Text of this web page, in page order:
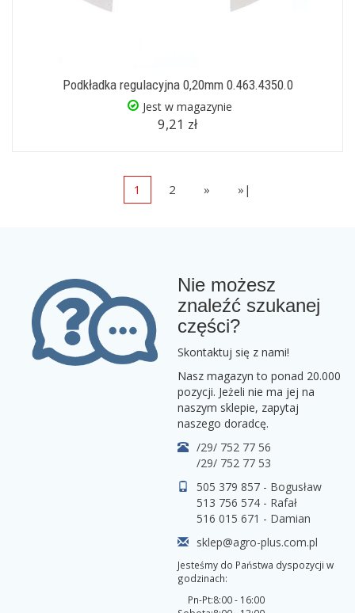
Podkładka regulacyjna 0,20mm 0.463.4350.0
Jest w magazynie
9,21 zł
1 2 » »|
Nie możesz
znaleźć szukanej
części?
Skontaktuj się z nami!
Nasz magazyn to ponad 20.000
pozycji. Jeżeli nie ma jej na
naszym sklepie, zapytaj
naszego doradcę.
/29/ 752 77 56
/29/ 752 77 53
505 379 857 - Bogusław
513 756 574 - Rafał
516 015 671 - Damian
sklep@agro-plus.com.pl
Jesteśmy do Państwa dyspozycji w
godzinach:
Pn-Pt:8:00 - 16:00